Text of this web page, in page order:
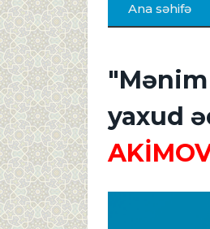
Ana səhifə
yaxud